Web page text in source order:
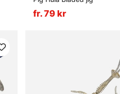
fr. 79 kr